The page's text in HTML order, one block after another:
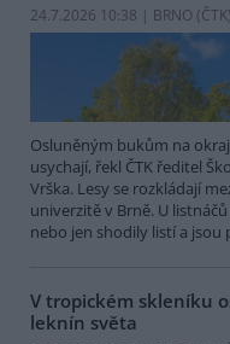
24.7.2026 10:38 | BRNO (ČTK)
Osluněným bukům na
usychají, řekl ČTK ředitel
Vrška. Lesy se rozkládají
univerzitě v Brně. U
nebo jen shodily listí a jsou
V tropickém skleníku
leknín světa